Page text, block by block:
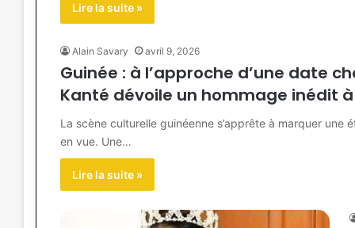
Lire la suite »
Alain Savary avril 9, 2026
Guinée : à l’approche d’une date
Kanté dévoile un hommage inédit
La scène culturelle guinéenne s’apprête à marquer une
en vue. Une…
Lire la suite »